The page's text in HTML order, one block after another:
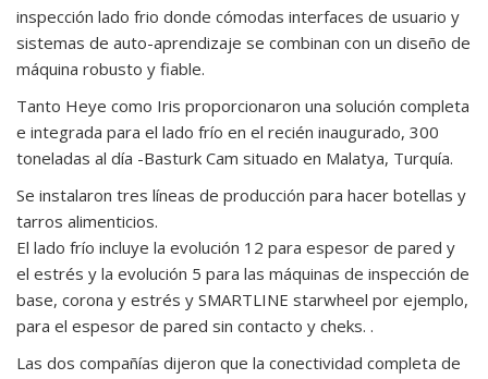
inspección lado frio donde cómodas interfaces de usuario y
sistemas de auto-aprendizaje se combinan con un diseño de
máquina robusto y fiable.
Tanto Heye como Iris proporcionaron una solución completa
e integrada para el lado frío en el recién inaugurado, 300
toneladas al día -Basturk Cam situado en Malatya, Turquía.
Se instalaron tres líneas de producción para hacer botellas y
tarros alimenticios.
El lado frío incluye la evolución 12 para espesor de pared y
el estrés y la evolución 5 para las máquinas de inspección de
base, corona y estrés y SMARTLINE starwheel por ejemplo,
para el espesor de pared sin contacto y cheks. .
Las dos compañías dijeron que la conectividad completa de